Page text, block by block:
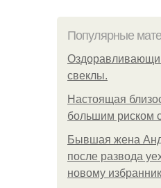
Популярные
свеклы.
Hacтоящая
большим риском
Бывшая жена
после развода
новому